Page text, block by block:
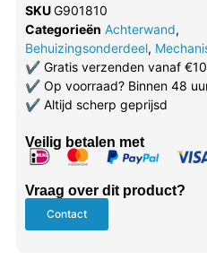
SKUG901810
Categorieën Achterwand,
Behuizingsonderdeel,
✔Gratis verzenden vanaf
✔Op voorraad? Binnen 48
✔Altijd scherp geprijsd
Veilig betalen met
Vraag over dit product?
Contact